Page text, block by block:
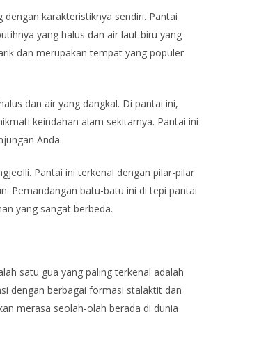
karakteristiknya sendiri. Pantai
yang halus dan air laut biru yang
dan merupakan tempat yang populer
dan air yang dangkal. Di pantai ini,
keindahan alam sekitarnya. Pantai ini
Anda.
Pantai ini terkenal dengan pilar-pilar
Pemandangan batu-batu ini di tepi pantai
yang sangat berbeda.
satu gua yang paling terkenal adalah
dengan berbagai formasi stalaktit dan
merasa seolah-olah berada di dunia